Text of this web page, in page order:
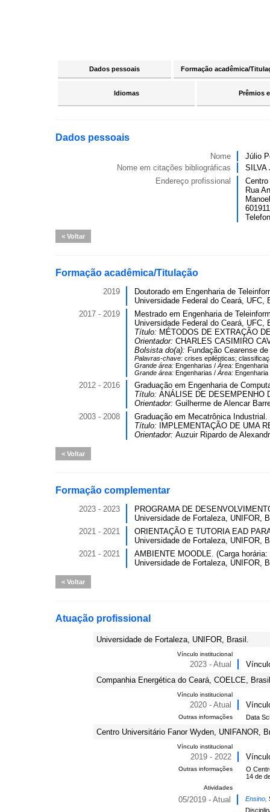
Dados pessoais Formação acadêmica/
Idiomas Prêmios
Dados pessoais
Nome
Júlio
Nome em citações bibliográficas
SILVA
Endereço profissional
Rua
Voltar
Formação acadêmica/Titulação
2019
Doutorado em Engenharia de
Universidade Federal do Ceará, UFC,
2017 - 2019
Mestrado em Engenharia de
Universidade Federal do Ceará, UFC,
Título: MÉTODOS DE EXTRAÇÃO
Orientador: CHARLES CASIMIRO
Bolsista do(a): Fundação Cearense
Palavras-chave: crises epilépticas;
Grande área: Engenharias / Área: Engenharia
Grande área: Engenharias / Área: Engenharia
2012 - 2016
Graduação em Engenharia de
Título: ANÁLISE DE DESEMPENHO
Orientador: Guilherme de Alencar
2003 - 2008
Graduação em Mecatrônica Industrial.
Título:
IMPLEMENTAÇÃO DE UMA
Orientador: Auzuir Ripardo de
Voltar
Formação complementar
2023 - 2023
PROGRAMA DE
Universidade de Fortaleza, UNIFOR,
2021 - 2021
ORIENTAÇÃO E TUTORIA EAD
Universidade de Fortaleza, UNIFOR,
2021 - 2021
AMBIENTE MOODLE. (Carga horária:
Universidade de Fortaleza, UNIFOR,
Voltar
Atuação profissional
Universidade de Fortaleza, UNIFOR, Brasil.
Vínculo institucional
2023 - Atual
Companhia Energética do Ceará, COELCE,
Vínculo institucional
2020 - Atual
Outras informações Data
Centro Universitário Fanor Wyden, UNIFANOR,
Vínculo institucional
2019 - 2022
Outras informações
O
14 de
Atividades
05/2019 - Atual Ensino,